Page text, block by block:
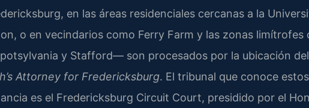
en las áreas residenciales cercanas a la
o en vecindarios como Ferry Farm y las zonas limítrofes
y Stafford— son procesados por la ubicación del
Attorney for Fredericksburg. El tribunal que conoce
es el Fredericksburg Circuit Court, presidido por el